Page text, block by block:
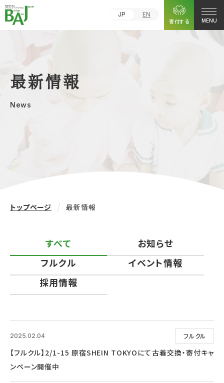
JP
EN
寄付する
MENU
最新情報
News
トップページ 最新情報
すべて
お知らせ
フルクル
イベント情報
採用情報
フルクル
2025.02.04
【フルクル】2/1-15 原宿SHEIN TOKYOにて古着交換・寄付キャ
ンペーン開催中